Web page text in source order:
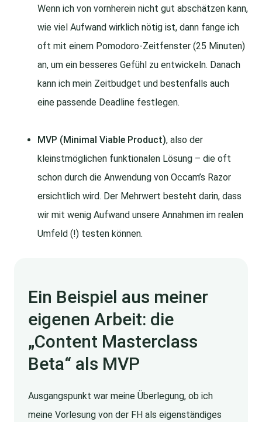
Wenn ich von vornherein nicht gut abschätzen kann,
wie viel Aufwand wirklich nötig ist, dann fange ich
oft mit einem Pomodoro-Zeitfenster (25 Minuten)
an, um ein besseres Gefühl zu entwickeln. Danach
kann ich mein Zeitbudget und bestenfalls auch
eine passende Deadline festlegen.
MVP (Minimal Viable Product), also der
kleinstmöglichen funktionalen Lösung – die oft
schon durch die Anwendung von Occam’s Razor
ersichtlich wird. Der Mehrwert besteht darin, dass
wir mit wenig Aufwand unsere Annahmen im realen
Umfeld (!) testen können.
Ein Beispiel aus meiner
eigenen Arbeit: die
„Content Masterclass
Beta“ als MVP
Ausgangspunkt war meine Überlegung, ob ich
meine Vorlesung von der FH als eigenständiges